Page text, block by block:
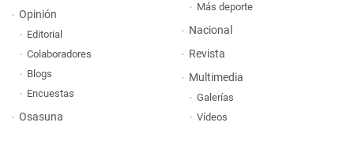
Opinión
Editorial
Colaboradores
Blogs
Encuestas
Osasuna
Más deporte
Nacional
Revista
Multimedia
Galerías
Vídeos